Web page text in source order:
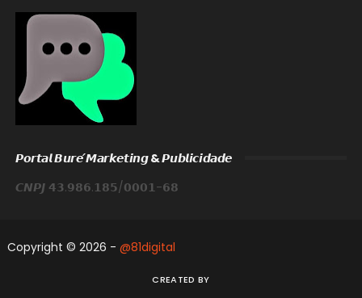
𝙋𝙤𝙧𝙩𝙖𝙡 𝘽𝙪𝙧𝙚́ 𝙈𝙖𝙧𝙠𝙚𝙩𝙞𝙣𝙜 & 𝙋𝙪𝙗𝙡𝙞𝙘𝙞𝙙𝙖𝙙𝙚
𝘾𝙉𝙋𝙅 𝟰𝟯.𝟵𝟴𝟲.𝟭𝟴𝟱/𝟬𝟬𝟬𝟭-𝟲𝟴
Copyright © 2026 - @81digital
CREATED BY